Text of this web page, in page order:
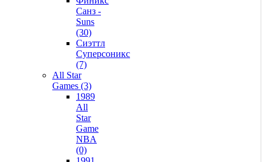
Санз -
Suns
(30)
Сиэттл
Суперсоникс
(7)
All Star
Games (3)
1989
All
Star
Game
NBA
(0)